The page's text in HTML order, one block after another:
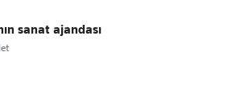
sanat ajandası